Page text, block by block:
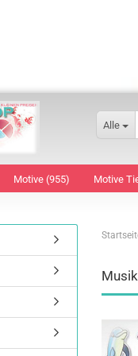
Alle
Motive (955) Motive